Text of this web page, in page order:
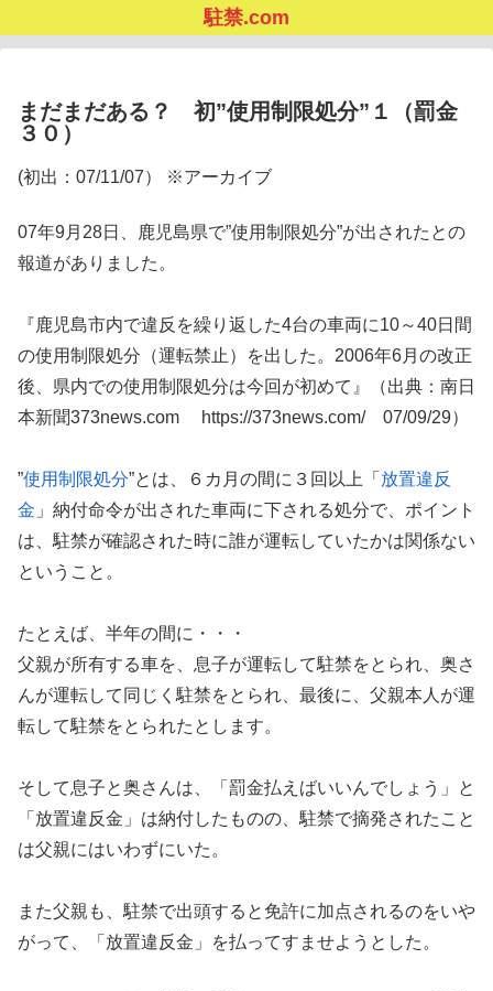
駐禁.com
まだまだある？ 初”使用制限処分”１（罰金
３０）
(初出：07/11/07） ※アーカイブ
07年9月28日、鹿児島県で”使用制限処分”が出されたとの
報道がありました。
『鹿児島市内で違反を繰り返した4台の車両に10～40日間
の使用制限処分（運転禁止）を出した。2006年6月の改正
後、県内での使用制限処分は今回が初めて』（出典：南日
本新聞373news.com https://373news.com/ 07/09/29）
”使用制限処分”とは、６カ月の間に３回以上「 放置違反
金 」納付命令が出された車両に下される処分で、ポイント
は、駐禁が確認された時に誰が運転していたかは関係ない
ということ。
たとえば、半年の間に・・・
父親が所有する車を、息子が運転して駐禁をとられ、奥さ
んが運転して同じく駐禁をとられ、最後に、父親本人が運
転して駐禁をとられたとします。
そして息子と奥さんは、「罰金払えばいいんでしょう」と
「放置違反金」は納付したものの、駐禁で摘発されたこと
は父親にはいわずにいた。
また父親も、駐禁で出頭すると免許に加点されるのをいや
がって、「放置違反金」を払ってすませようとした。